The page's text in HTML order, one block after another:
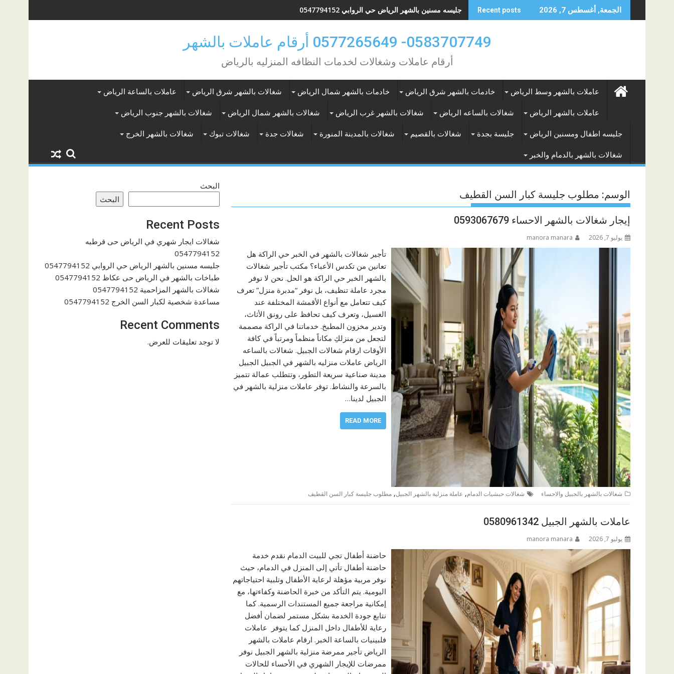
to
الجمعة, أغسطس 7, 2026 Recent posts جليسه مسنين بالشهر الرياض حي الروابي 0547794152
0583707749- 0577265649 أرقام عاملات بالشهر
أرقام عاملات وشغالات لخدمات النظافه المنزليه بالرياض
عاملات بالشهر وسط الرياض خادمات بالشهر شرق الرياض خادمات بالشهر شمال الرياض شغالات بالشهر شرق الرياض عاملات بالساعة الرياض
عاملات بالشهر الرياض شغالات بالساعه الرياض شغالات بالشهر غرب الرياض شغالات بالشهر شمال الرياض شغالات بالشهر جنوب الرياض
جليسه اطفال ومسنين الرياض جليسة بجدة شغالات بالقصيم شغالات بالمدينة المنورة شغالات جدة شغالات تبوك شغالات بالشهر الخرج
شغالات بالشهر بالدمام والخبر
الوسم: مطلوب جليسة كبار السن القطيف
إيجار شغالات بالشهر الاحساء 0593067679
يوليو 7, 2026 manora manara
تأجير شغالات بالشهر في الخبر حي الراكة هل
تعانين من تكدس الأعباء؟ مكتب تأجير شغالات
بالشهر الخبر حي الراكة هو الحل. نحن لا نوفر
مجرد عاملة تنظيف، بل نوفر “مدبرة منزل” تعرف
كيف تتعامل مع أنواع الأقمشة المختلفة عند
الغسيل، وتعرف كيف تحافظ على رونق الأثاث،
وتدير مخزون المطبخ. خدماتنا في الراكة مصممة
لتجعل من منزلكِ مكاناً منظماً ومرتباً في كافة
الأوقات ارقام شغالات الجبيل. شغالات بالساعه
الرياض عاملات منزليه بالشهر في الجبيل الجبيل
مدينة صناعية سريعة التطور، وتتطلب عمالة تتميز
بالسرعة والنشاط. توفر عاملات منزلية بالشهر في
الجبيل لدينا…
READ MORE
شغالات بالشهر بالجبيل والاحساء شغالات حبشيات الدمام, عاملة منزلية بالشهر الجبيل, مطلوب جليسة كبار السن القطيف
عاملات بالشهر الجبيل 0580961342
يوليو 7, 2026 manora manara
حاضنة أطفال تجي للبيت الدمام نقدم خدمة
حاضنة أطفال تأتي إلى المنزل في الدمام، حيث
نوفر مربية مؤهلة لرعاية الأطفال وتلبية احتياجاتهم
اليومية. يتم التأكد من خبرة الحاضنة وكفاءتها، مع
إمكانية مراجعة جميع المستندات الرسمية. كما
نتابع جودة الخدمة بشكل مستمر لضمان أفضل
رعاية للأطفال داخل المنزل كما يتوفر عاملات
فلبينيات بالساعة الخبر. ارقام عاملات بالشهر
الرياض تأجير ممرضة منزلية بالشهر الجبيل نوفر
ممرضات للإيجار الشهري في الأحساء للحالات
البحث
البحث
Recent Posts
شغالات ايجار شهري في الرياض حى قرطبه
0547794152
جليسه مسنين بالشهر الرياض حي الروابي 0547794152
طباخات بالشهر في الرياض حى عكاظ 0547794152
شغالات بالشهر المزاحمية 0547794152
مساعدة شخصية لكبار السن الخرج 0547794152
Recent Comments
لا توجد تعليقات للعرض.